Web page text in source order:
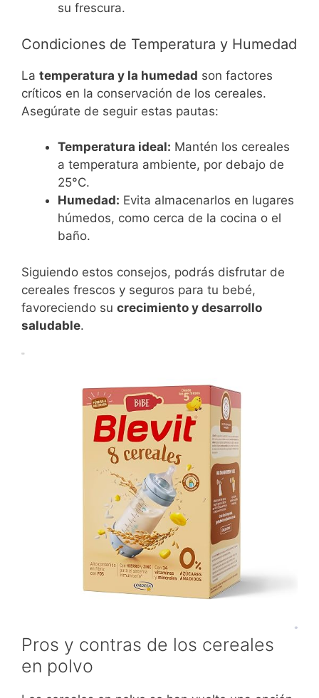
su frescura.
Condiciones de Temperatura y Humedad
La temperatura y la humedad son factores
críticos en la conservación de los cereales.
Asegúrate de seguir estas pautas:
Temperatura ideal: Mantén los cereales
a temperatura ambiente, por debajo de
25°C.
Humedad: Evita almacenarlos en lugares
húmedos, como cerca de la cocina o el
baño.
Siguiendo estos consejos, podrás disfrutar de
cereales frescos y seguros para tu bebé,
favoreciendo su crecimiento y desarrollo
saludable.
Pros y contras de los cereales
en polvo